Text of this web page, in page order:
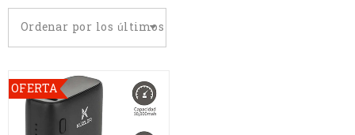
Ordenar por los últimos
OFERTA